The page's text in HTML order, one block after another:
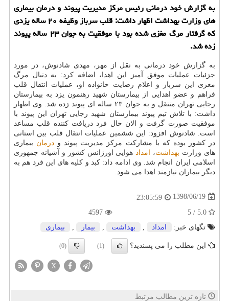
به گزارش خود درمانی رئیس مركز مدیریت پیوند و درمان بیماری
های وزارت بهداشت اظهار داشت: قلب سرباز وظیفه ۲۰ ساله یزدی
كه گرفتار مرگ مغزی شده بود با موفقیت به جوان ۲۳ ساله پیوند
زده شد.
به گزارش خود درمانی به نقل از مهر، مهدی شادنوش، در مورد
جزئیات عملیات موفق آمیز این اهدا، اضافه كرد: به دنبال مرگ
مغزی این سرباز و اعلام رضایت خانواده او، عملیات انتقال قلب
فراهم و عضو اهدایی از بیمارستان شهید رهنمون یزد به بیمارستان
رجایی تهران منتقل و به جوان ۲۳ ساله ای پیوند زده شد. وی اظهار
داشت: با تلاش تیم پیوند بیمارستان شهید رجایی تهران این پیوند با
موفقیت صورت گرفت و الان حال فرد دریافت كننده قلب مساعد
است. شادنوش افزود: این ششمین عملیات انتقال قلب بین استانی
در كشور بوده كه با مشاركت مركز مدیریت پیوند و درمان بیماری
های وزارت بهداشت، امدادهوایی اورژانس كشور و آشیانه جمهوری
اسلامی ایران انجام شد. وی ادامه داد: كبد و كلیه های این فرد هم به
دیگر بیماران نیازمند اهدا می شود.
1398/06/19
23:05:59
تگهای خبر:
امداد بهداشت بیمار بیماری
این مطلب را می پسندید؟ (1)
(0)
X
تازه ترین مطالب مرتبط